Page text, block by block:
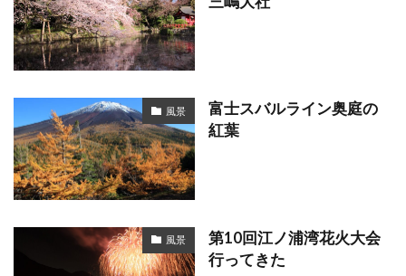
風景
富士スバルライン奥庭の
紅葉
風景
第10回江ノ浦湾花火大会
行ってきた